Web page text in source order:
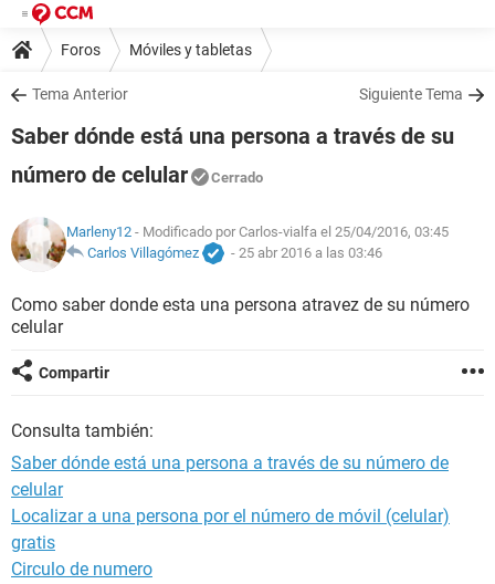
Foros Móviles y tabletas
Tema Anterior Siguiente Tema
Saber dónde está una persona a través de su
número de celular
Cerrado
Marleny12 - Modificado por Carlos-vialfa el 25/04/2016, 03:45
Carlos Villagómez
- 25 abr 2016 a las 03:46
Como saber donde esta una persona atravez de su número
celular
Compartir
Consulta también:
Saber dónde está una persona a través de su número de
celular
Localizar a una persona por el número de móvil (celular)
gratis
Circulo de numero